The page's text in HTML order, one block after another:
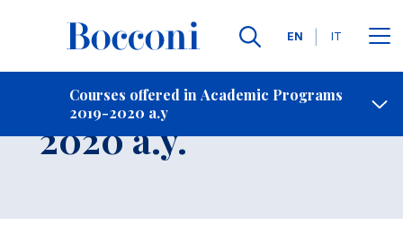
Languages
EN IT
Courses offered in Academic Programs
2019-2020 a.y
Contact Us
Course 2019-
2020 a.y.